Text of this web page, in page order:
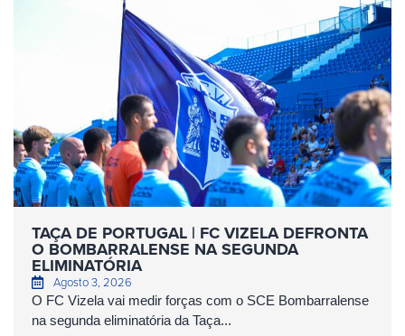
TAÇA DE PORTUGAL | FC VIZELA DEFRONTA
O BOMBARRALENSE NA SEGUNDA
ELIMINATÓRIA
Agosto 3, 2026
O FC Vizela vai medir forças com o SCE Bombarralense
na segunda eliminatória da Taça...